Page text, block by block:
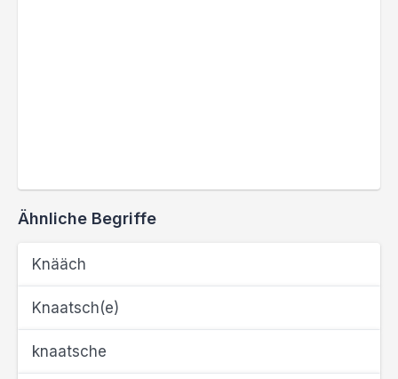
Ähnliche Begriffe
Knääch
Knaatsch(e)
knaatsche